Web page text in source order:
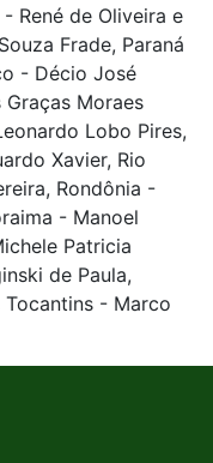
René de Oliveira e
Frade, Paraná
- Décio José
Moraes
Lobo Pires,
Xavier, Rio
Rondônia -
- Manoel
Patricia
de Paula,
- Marco